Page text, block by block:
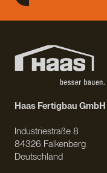
Haas Fertigbau GmbH
Industriestraße 8
84326 Falkenberg
Deutschland